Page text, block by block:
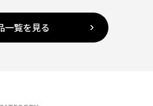
一覧を見る